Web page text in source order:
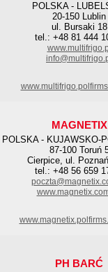
POLSKA -
20-150 Lublin
ul. Bursaki 18
tel.: +48 81 444
MAGNETIX
POLSKA - KUJAWSKO-
87-100 Toruń
Cierpice, ul.
tel.: +48 56 659
PH BARĆ